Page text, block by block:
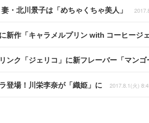
・北川景子は「めちゃくちゃ美人」
新作「キャラメルプリン with コーヒージ
ンク「ジェリコ」に新フレーバー「マン
登場！川栄李奈が「織姫」に 2017.8.1(火)